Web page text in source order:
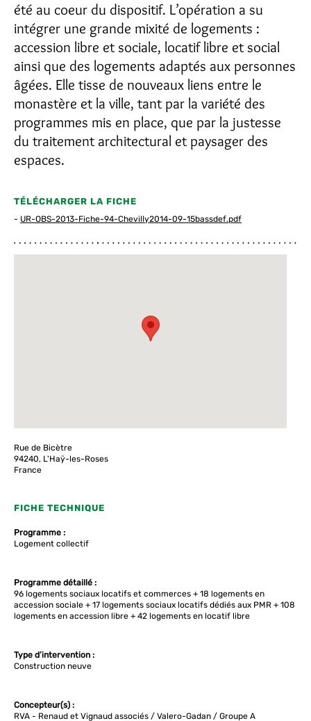
été au coeur du dispositif. L’opération a su
intégrer une grande mixité de logements :
accession libre et sociale, locatif libre et social
ainsi que des logements adaptés aux personnes
âgées. Elle tisse de nouveaux liens entre le
monastère et la ville, tant par la variété des
programmes mis en place, que par la justesse
du traitement architectural et paysager des
espaces.
TÉLÉCHARGER LA FICHE
- UR-OBS-2013-Fiche-94-Chevilly2014-09-15bassdef.pdf
Rue de Bicètre
94240, L'Haÿ-les-Roses
France
FICHE TECHNIQUE
Programme :
Logement collectif
Programme détaillé :
96 logements sociaux locatifs et commerces + 18 logements en
accession sociale + 17 logements sociaux locatifs dédiés aux PMR + 108
logements en accession libre + 42 logements en locatif libre
Type d’intervention :
Construction neuve
Concepteur(s) :
RVA - Renaud et Vignaud associés / Valero-Gadan / Groupe A